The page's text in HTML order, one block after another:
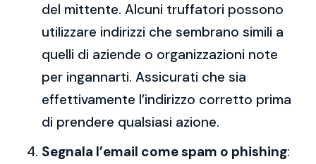
del mittente. Alcuni truffatori possono
utilizzare indirizzi che sembrano simili a
quelli di aziende o organizzazioni note
per ingannarti. Assicurati che sia
effettivamente l’indirizzo corretto prima
di prendere qualsiasi azione.
Segnala l’email come spam o phishing: